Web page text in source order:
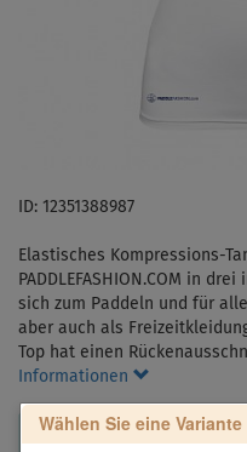
ID: 12351388987
Elastisches Kompressions-
PADDLEFASHION.COM in
sich zum Paddeln und für
aber auch als
Top hat einen
Informationen
Wählen Sie eine Variante